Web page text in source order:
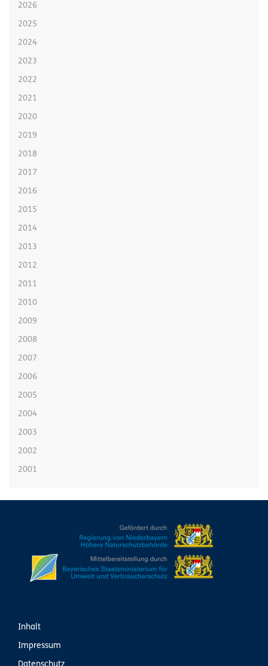
2026
2025
2024
2023
2022
2021
2020
2019
2018
2017
2016
2015
2014
2013
2012
2011
2010
2009
2008
2007
2006
2005
2004
2003
2002
2001
Inhalt
Impressum
Datenschutz